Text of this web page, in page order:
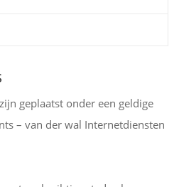
geplaatst onder een geldige
– van der wal Internetdiensten